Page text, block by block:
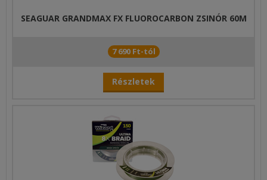
SEAGUAR GRANDMAX FX FLUOROCARBON ZSINÓR 60M
7 690 Ft-tól
Részletek